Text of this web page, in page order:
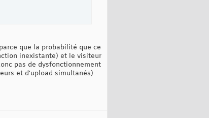
que la probabilité que ce
inexistante) et le visiteur
pas de dysfonctionnement
et d'upload simultanés)